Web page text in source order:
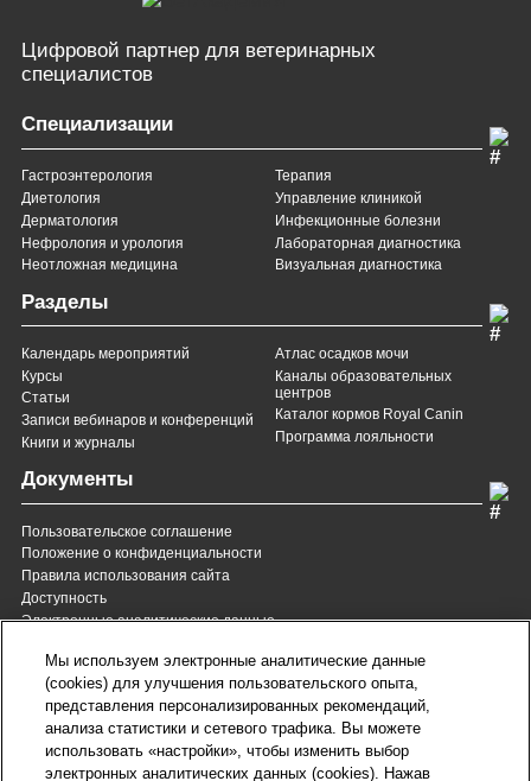
Цифровой партнер для ветеринарных
специалистов
Специализации
Гастроэнтерология
Диетология
Дерматология
Нефрология и урология
Неотложная медицина
Терапия
Управление клиникой
Инфекционные болезни
Лабораторная диагностика
Визуальная диагностика
Разделы
Календарь мероприятий
Курсы
Статьи
Записи вебинаров и конференций
Книги и журналы
Атлас осадков мочи
Каналы образовательных
центров
Каталог кормов Royal Canin
Программа лояльности
Документы
Пользовательское соглашение
Положение о конфиденциальности
Правила использования сайта
Доступность
Электронные аналитические данные
8 (800) 200-37-35
Служба Заботы для России
звонок бесплатный для
всех регионов России
8 (820) 007-137-35
Служба Заботы для
Республики Беларусь
contact@royalcanin.ru
Техническая поддержка
Мы используем электронные аналитические данные
(cookies) для улучшения пользовательского опыта,
представления персонализированных рекомендаций,
анализа статистики и сетевого трафика. Вы можете
использовать «настройки», чтобы изменить выбор
электронных аналитических данных (cookies). Нажав